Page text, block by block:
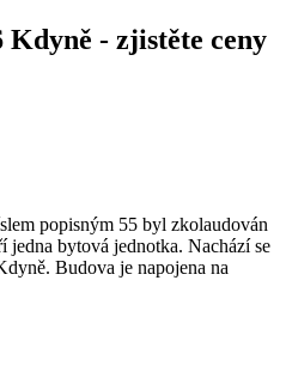
Kdyně - zjistěte ceny
popisným 55 byl zkolaudován
bytová jednotka. Nachází se
Budova je napojena na